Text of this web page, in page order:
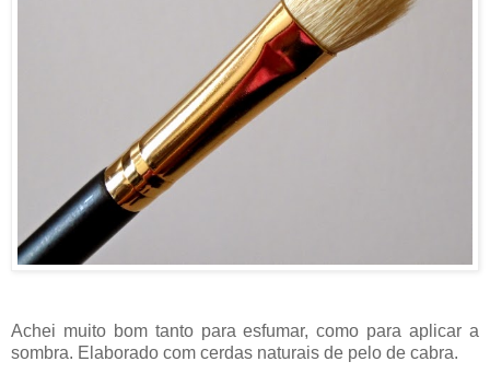
Achei muito bom tanto para esfumar, como para aplicar a
sombra. Elaborado com cerdas naturais de pelo de cabra.